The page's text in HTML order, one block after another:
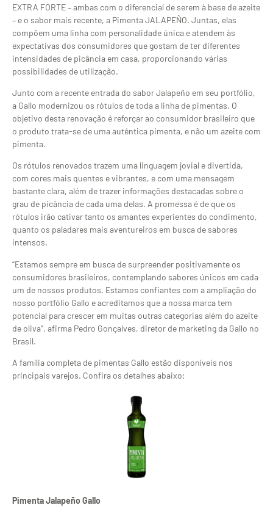
EXTRA FORTE – ambas com o diferencial de serem à base de azeite
– e o sabor mais recente, a Pimenta JALAPEÑO. Juntas, elas
compõem uma linha com personalidade única e atendem às
expectativas dos consumidores que gostam de ter diferentes
intensidades de picância em casa, proporcionando várias
possibilidades de utilização.
Junto com a recente entrada do sabor Jalapeño em seu portfólio,
a Gallo modernizou os rótulos de toda a linha de pimentas. O
objetivo desta renovação é reforçar ao consumidor brasileiro que
o produto trata-se de uma autêntica pimenta, e não um azeite com
pimenta.
Os rótulos renovados trazem uma linguagem jovial e divertida,
com cores mais quentes e vibrantes, e com uma mensagem
bastante clara, além de trazer informações destacadas sobre o
grau de picância de cada uma delas. A promessa é de que os
rótulos irão cativar tanto os amantes experientes do condimento,
quanto os paladares mais aventureiros em busca de sabores
intensos.
“Estamos sempre em busca de surpreender positivamente os
consumidores brasileiros, contemplando sabores únicos em cada
um de nossos produtos. Estamos confiantes com a ampliação do
nosso portfólio Gallo e acreditamos que a nossa marca tem
potencial para crescer em muitas outras categorias além do azeite
de oliva”, afirma Pedro Gonçalves, diretor de marketing da Gallo no
Brasil.
A família completa de pimentas Gallo estão disponíveis nos
principais varejos. Confira os detalhes abaixo:
Pimenta Jalapeño Gallo